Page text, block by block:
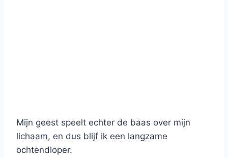
Mijn geest speelt echter de baas over mijn
lichaam, en dus blijf ik een langzame
ochtendloper.